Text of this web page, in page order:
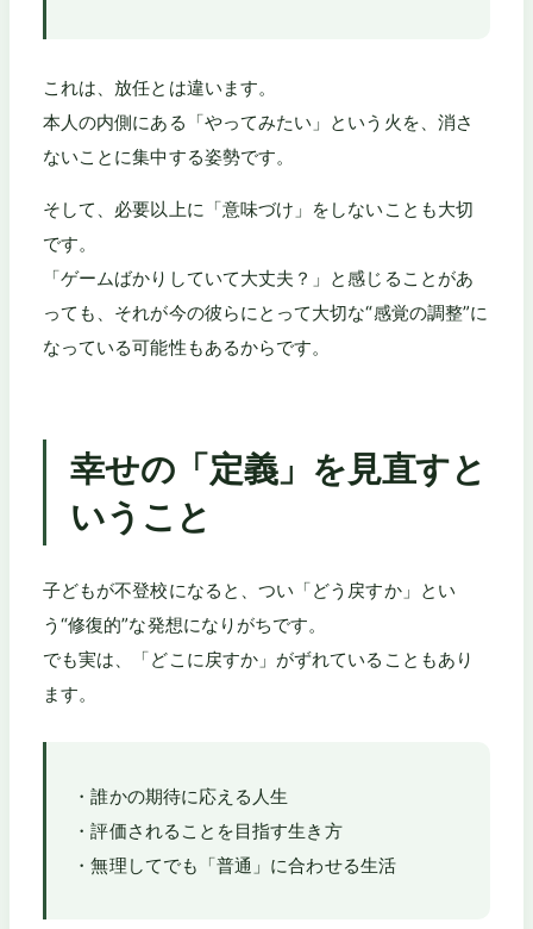
これは、放任とは違います。
本人の内側にある「やってみたい」という火を、消さ
ないことに集中する姿勢です。
そして、必要以上に「意味づけ」をしないことも大切
です。
「ゲームばかりしていて大丈夫？」と感じることがあ
っても、それが今の彼らにとって大切な“感覚の調整”に
なっている可能性もあるからです。
幸せの「定義」を見直すと
いうこと
子どもが不登校になると、つい「どう戻すか」とい
う“修復的”な発想になりがちです。
でも実は、「どこに戻すか」がずれていることもあり
ます。
・誰かの期待に応える人生
・評価されることを目指す生き方
・無理してでも「普通」に合わせる生活